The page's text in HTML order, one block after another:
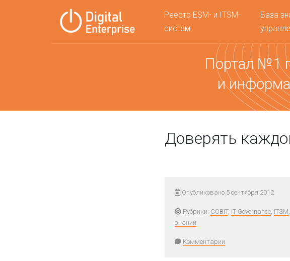
Реестр ESM- и ITSM-
систем
База
Портал №1
и
Доверять
Опубликовано 5 сентября 2012
Рубрики: COBIT, IT Governance, ITSM,
знаний
Комментарии